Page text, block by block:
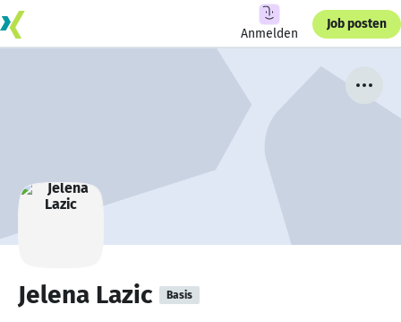
Anmelden
Job posten
Jelena Lazic Basis